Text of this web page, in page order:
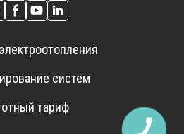
систем
тариф